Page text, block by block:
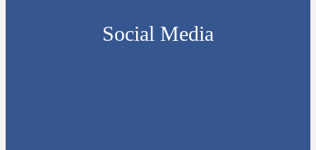
Social Media